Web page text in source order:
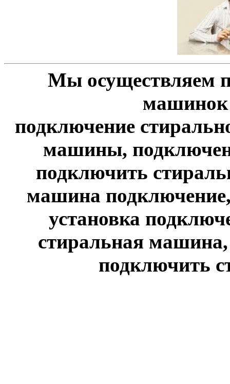
Мы осуществляем
машинок
подключение
машины,
подключить
машина
установка
стиральная
подключить